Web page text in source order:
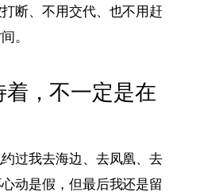
断、不用交代、也不用赶
。
，不一定是在
过我去海边、去凤凰、去
动是假，但最后我还是留